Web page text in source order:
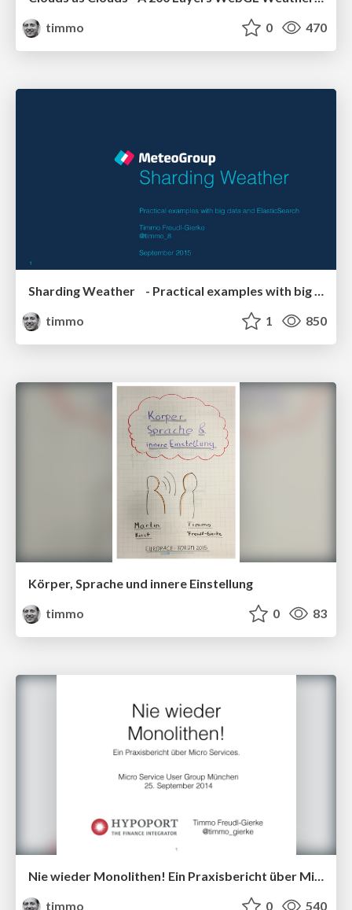
timmo
0 470
timmo
1 850
Körper, Sprache und innere Einstellung
timmo
0 83
Nie wieder Monolithen! Ein Praxisbericht über Micro Services.
timmo
0 540